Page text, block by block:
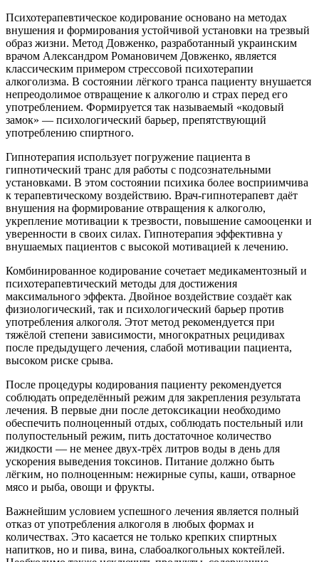
Психотерапевтическое кодирование основано на методах
внушения и формирования устойчивой установки на трезвый
образ жизни. Метод Довженко, разработанный украинским
врачом Александром Романовичем Довженко, является
классическим примером стрессовой психотерапии
алкоголизма. В состоянии лёгкого транса пациенту внушается
непреодолимое отвращение к алкоголю и страх перед его
употреблением. Формируется так называемый «кодовый
замок» — психологический барьер, препятствующий
употреблению спиртного.
Гипнотерапия использует погружение пациента в
гипнотический транс для работы с подсознательными
установками. В этом состоянии психика более восприимчива
к терапевтическому воздействию. Врач-гипнотерапевт даёт
внушения на формирование отвращения к алкоголю,
укрепление мотивации к трезвости, повышение самооценки и
уверенности в своих силах. Гипнотерапия эффективна у
внушаемых пациентов с высокой мотивацией к лечению.
Комбинированное кодирование сочетает медикаментозный и
психотерапевтический методы для достижения
максимального эффекта. Двойное воздействие создаёт как
физиологический, так и психологический барьер против
употребления алкоголя. Этот метод рекомендуется при
тяжёлой степени зависимости, многократных рецидивах
после предыдущего лечения, слабой мотивации пациента,
высоком риске срыва.
После процедуры кодирования пациенту рекомендуется
соблюдать определённый режим для закрепления результата
лечения. В первые дни после детоксикации необходимо
обеспечить полноценный отдых, соблюдать постельный или
полупостельный режим, пить достаточное количество
жидкости — не менее двух-трёх литров воды в день для
ускорения выведения токсинов. Питание должно быть
лёгким, но полноценным: нежирные супы, каши, отварное
мясо и рыба, овощи и фрукты.
Важнейшим условием успешного лечения является полный
отказ от употребления алкоголя в любых формах и
количествах. Это касается не только крепких спиртных
напитков, но и пива, вина, слабоалкогольных коктейлей.